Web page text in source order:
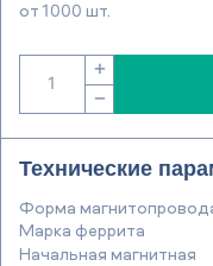
от 1000 шт.
−
+
Технические
Форма
Марка феррита
Начальная магнитная